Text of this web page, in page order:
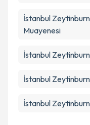
İstanbul
Muayenesi
İstanbul
İstanbul
İstanbul